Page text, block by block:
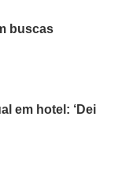
buscas
em hotel: ‘Dei